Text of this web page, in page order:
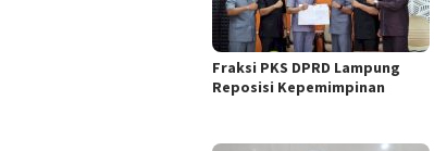
Fraksi PKS DPRD Lampung
Reposisi Kepemimpinan